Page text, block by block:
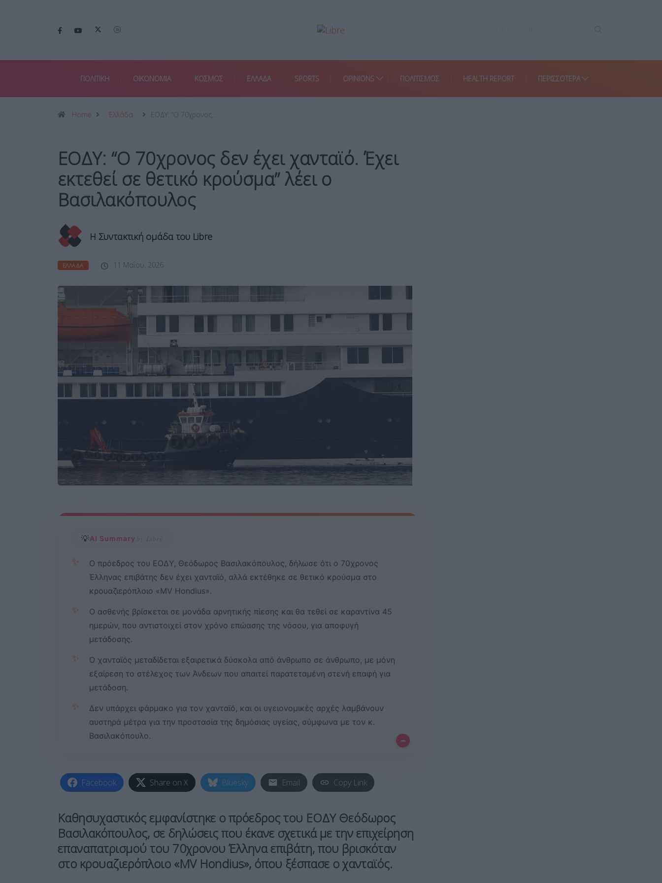
ΠΟΛΙΤΙΚΗ ΟΙΚΟΝΟΜΙΑ ΚΟΣΜΟΣ ΕΛΛΑΔΑ SPORTS OPINIONS ΠΟΛΙΤΙΣΜΟΣ HEALTH REPORT ΠΕΡΙΣΣΌΤΕΡΑ
Home Ελλάδα ΕΟΔΥ: “Ο 70χρονος…
ΕΟΔΥ: “Ο 70χρονος δεν έχει χανταϊό. Έχει
εκτεθεί σε θετικό κρούσμα” λέει ο
Βασιλακόπουλος
Η Συντακτική ομάδα του Libre
ΕΛΛΆΔΑ 11 Μαΐου, 2026
💡AI Summary by Libre
✨
Ο πρόεδρος του ΕΟΔΥ, Θεόδωρος Βασιλακόπουλος, δήλωσε ότι ο 70χρονος
Έλληνας επιβάτης δεν έχει χανταϊό, αλλά εκτέθηκε σε θετικό κρούσμα στο
κρουαζιερόπλοιο «MV Hondius».
✨
Ο ασθενής βρίσκεται σε μονάδα αρνητικής πίεσης και θα τεθεί σε καραντίνα 45
ημερών, που αντιστοιχεί στον χρόνο επώασης της νόσου, για αποφυγή
μετάδοσης.
✨
Ο χανταϊός μεταδίδεται εξαιρετικά δύσκολα από άνθρωπο σε άνθρωπο, με μόνη
εξαίρεση το στέλεχος των Άνδεων που απαιτεί παρατεταμένη στενή επαφή για
μετάδοση.
✨
Δεν υπάρχει φάρμακο για τον χανταϊό, και οι υγειονομικές αρχές λαμβάνουν
αυστηρά μέτρα για την προστασία της δημόσιας υγείας, σύμφωνα με τον κ.
Βασιλακόπουλο.
–
Facebook Share on X Bluesky Email Copy Link
Καθησυχαστικός εμφανίστηκε ο πρόεδρος του ΕΟΔΥ Θεόδωρος
Βασιλακόπουλος, σε δηλώσεις που έκανε σχετικά με την επιχείρηση
επαναπατρισμού του 70χρονου Έλληνα επιβάτη, που βρισκόταν
στο κρουαζιερόπλοιο «MV Hondius», όπου ξέσπασε ο χανταϊός.